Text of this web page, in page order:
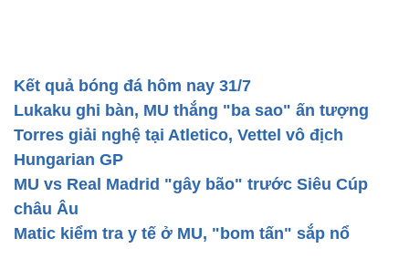
Kết quả bóng đá hôm nay 31/7
Lukaku ghi bàn, MU thắng "ba sao" ấn tượng
Torres giải nghệ tại Atletico, Vettel vô địch
Hungarian GP
MU vs Real Madrid "gây bão" trước Siêu Cúp
châu Âu
Matic kiểm tra y tế ở MU, "bom tấn" sắp nổ